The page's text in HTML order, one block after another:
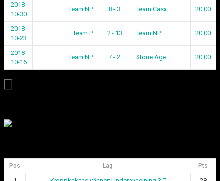
2018-
10-30
Team NP 8 - 3 Team Casa 20:00
2018-
10-23
Team P 2 - 13 Team NP 20:00
2018-
10-16
Team NP 7 - 2 Stone Age 20:00
Pos Lag Pts